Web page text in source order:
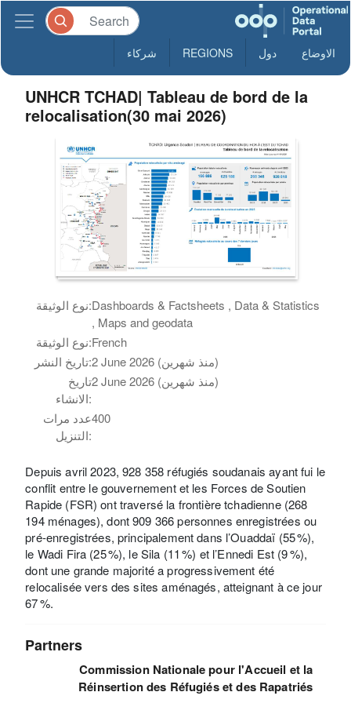
الاوضاع دول REGIONS شركاء
UNHCR TCHAD| Tableau de bord de la
relocalisation(30 mai 2026)
نوع الوثيقة:Dashboards & Factsheets , Data & Statistics
, Maps and geodata
نوع الوثيقة:French
تاريخ النشر:
2 June 2026 (منذ شهرين)
تاريخ
الانشاء:
2 June 2026 (منذ شهرين)
عدد مرات
التنزيل:
400
Depuis avril 2023, 928 358 réfugiés soudanais ayant fui le
conflit entre le gouvernement et les Forces de Soutien
Rapide (FSR) ont traversé la frontière tchadienne (268
194 ménages), dont 909 366 personnes enregistrées ou
pré-enregistrées, principalement dans l’Ouaddaï (55 %),
le Wadi Fira (25 %), le Sila (11 %) et l’Ennedi Est (9 %),
dont une grande majorité a progressivement été
relocalisée vers des sites aménagés, atteignant à ce jour
67 %.
Partners
Commission Nationale pour l'Accueil et la
Réinsertion des Réfugiés et des Rapatriés